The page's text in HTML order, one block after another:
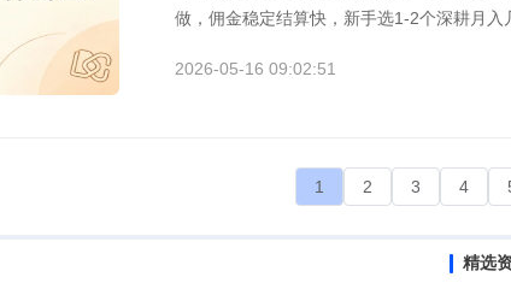
做，佣金稳定结算快，新手选1-2个深耕月入
2026-05-16 09:02:51
1 2 3 4
精选